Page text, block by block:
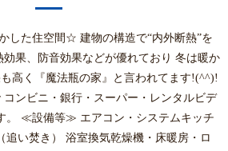
した住空間☆ 建物の構造で“内外断熱”を
果、防音効果などが優れており 冬は暖か
高く『魔法瓶の家』と言われてます!(^^)!
ンビニ・銀行・スーパー・レンタルビデ
。 ≪設備等≫ エアコン・システムキッチ
追い焚き） 浴室換気乾燥機・床暖房・ロ